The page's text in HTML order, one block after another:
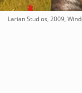
Larian Studios, 2009,